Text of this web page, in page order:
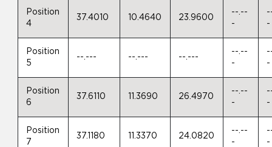
Position
4
37.4010 10.4640 23.9600
--.--
-
-
Position
5
--.--- --.--- --.---
--.--
-
-
Position
6
37.6110 11.3690 26.4970
--.--
-
-
Position
7
37.1180 11.3370 24.0820
--.--
-
-